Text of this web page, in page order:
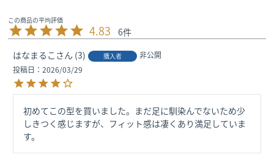
4.83
6
はなまるこ
3 購入者
非公開
投稿日
2026/03/29
初めてこの型を買いました。まだ足に馴染んでないため少
しきつく感じますが、フィット感は凄くあり満足していま
す。